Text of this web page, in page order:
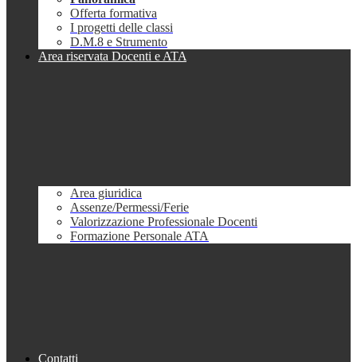
Offerta formativa
I progetti delle classi
D.M.8 e Strumento
Area riservata Docenti e ATA
Area giuridica
Assenze/Permessi/Ferie
Valorizzazione Professionale Docenti
Formazione Personale ATA
Contatti